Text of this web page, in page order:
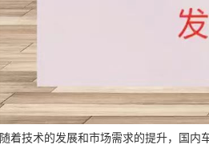
随着技术的发展和市场需求的提升，国内